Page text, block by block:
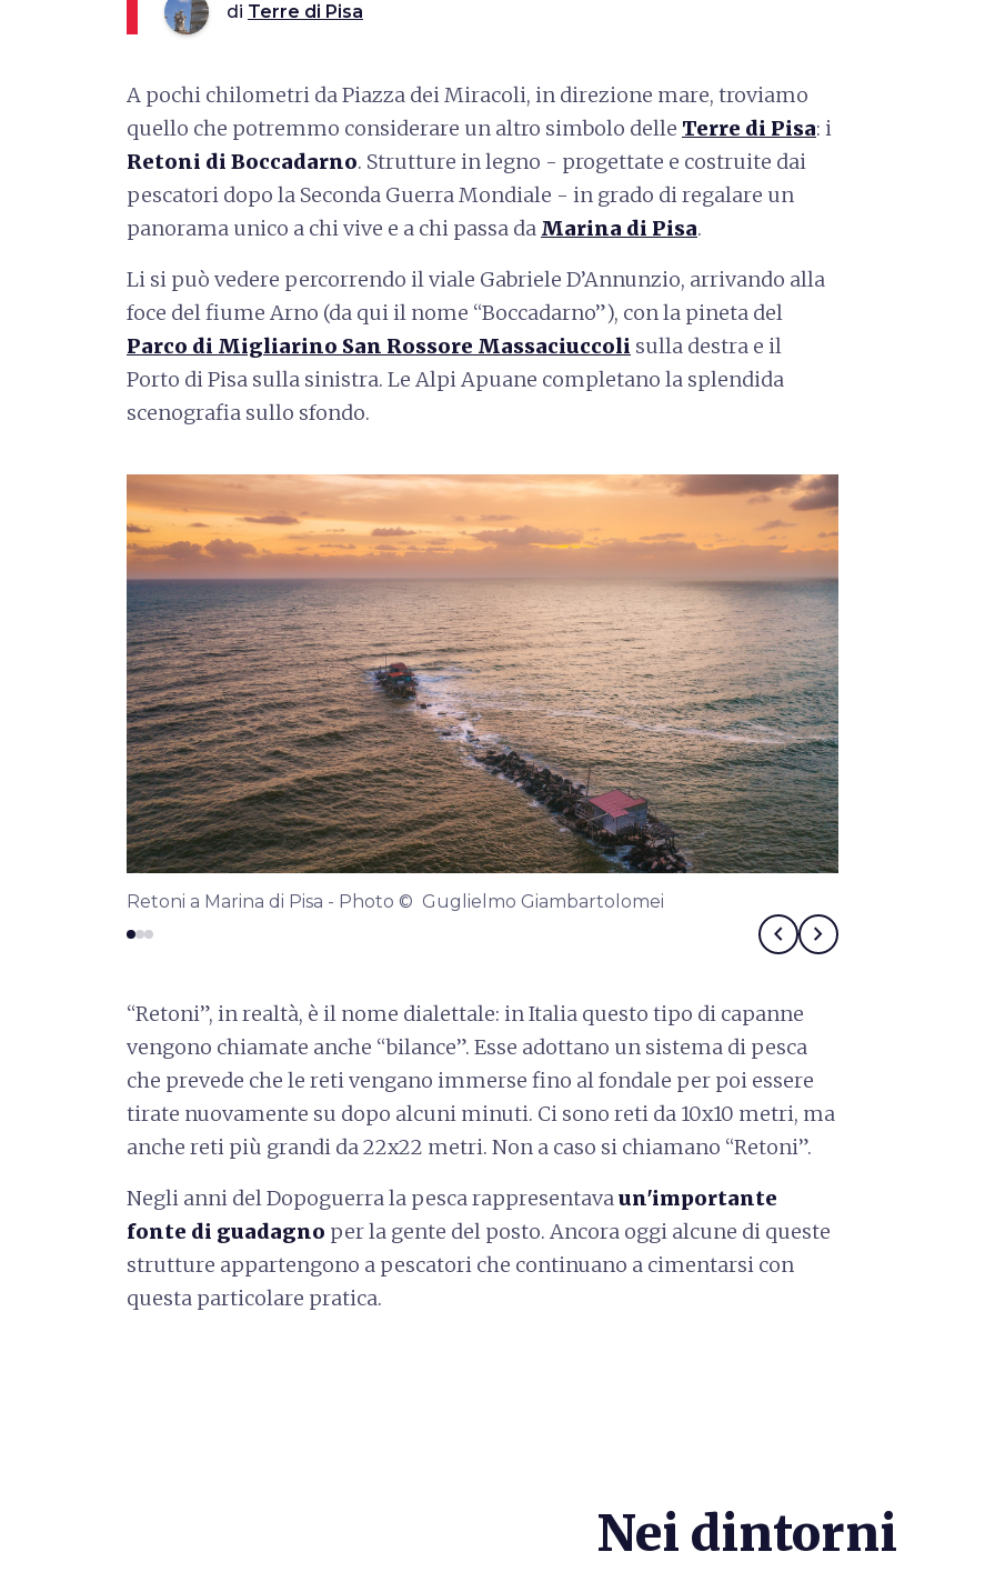
di Terre di Pisa
A pochi chilometri da Piazza dei Miracoli, in direzione mare, troviamo
quello che potremmo considerare un altro simbolo delle Terre di Pisa: i
Retoni di Boccadarno. Strutture in legno - progettate e costruite dai
pescatori dopo la Seconda Guerra Mondiale - in grado di regalare un
panorama unico a chi vive e a chi passa da Marina di Pisa.
Li si può vedere percorrendo il viale Gabriele D’Annunzio, arrivando alla
foce del fiume Arno (da qui il nome “Boccadarno”), con la pineta del
Parco di Migliarino San Rossore Massaciuccoli sulla destra e il
Porto di Pisa sulla sinistra. Le Alpi Apuane completano la splendida
scenografia sullo sfondo.
Retoni a Marina di Pisa - Photo © Guglielmo Giambartolomei
chevron_left chevron_right
“Retoni”, in realtà, è il nome dialettale: in Italia questo tipo di capanne
vengono chiamate anche “bilance”. Esse adottano un sistema di pesca
che prevede che le reti vengano immerse fino al fondale per poi essere
tirate nuovamente su dopo alcuni minuti. Ci sono reti da 10x10 metri, ma
anche reti più grandi da 22x22 metri. Non a caso si chiamano “Retoni”.
Negli anni del Dopoguerra la pesca rappresentavaun'importante
fonte di guadagno per la gente del posto. Ancora oggi alcune di queste
strutture appartengono a pescatori che continuano a cimentarsi con
questa particolare pratica.
Nei dintorni